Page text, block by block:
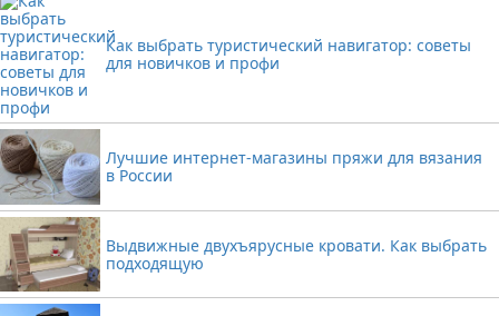
Как выбрать туристический навигатор: советы
для новичков и профи
Лучшие интернет-магазины пряжи для вязания
в России
Выдвижные двухъярусные кровати. Как выбрать
подходящую